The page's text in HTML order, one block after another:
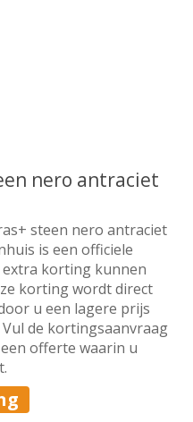
nero antraciet
steen nero antraciet
is een officiele
extra korting kunnen
korting wordt direct
u een lagere prijs
de kortingsaanvraag
offerte waarin u